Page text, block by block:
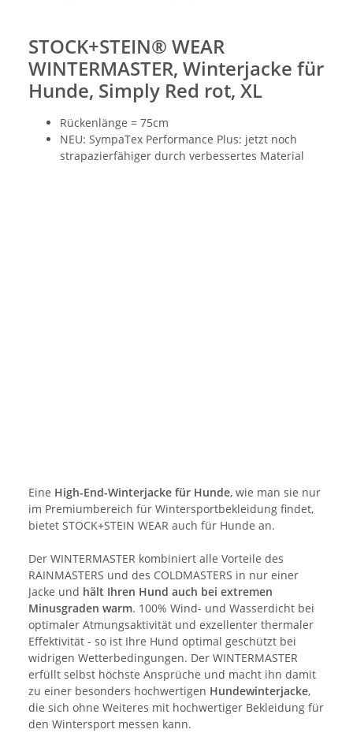
STOCK+STEIN® WEAR
WINTERMASTER, Winterjacke für
Hunde, Simply Red rot, XL
Rückenlänge = 75cm
NEU: SympaTex Performance Plus: jetzt noch
strapazierfähiger durch verbessertes Material
Eine High-End-Winterjacke für Hunde, wie man sie nur
im Premiumbereich für Wintersportbekleidung findet,
bietet STOCK+STEIN WEAR auch für Hunde an.
Der WINTERMASTER kombiniert alle Vorteile des
RAINMASTERS und des COLDMASTERS in nur einer
Jacke und hält Ihren Hund auch bei extremen
Minusgraden warm. 100% Wind- und Wasserdicht bei
optimaler Atmungsaktivität und exzellenter thermaler
Effektivität - so ist Ihre Hund optimal geschützt bei
widrigen Wetterbedingungen. Der WINTERMASTER
erfüllt selbst höchste Ansprüche und macht ihn damit
zu einer besonders hochwertigen Hundewinterjacke,
die sich ohne Weiteres mit hochwertiger Bekleidung für
den Wintersport messen kann.